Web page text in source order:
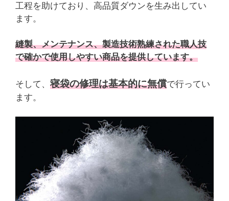
工程を助けており、高品質ダウンを生み出してい
ます。
縫製、メンテナンス、製造技術熟練された職人技
で確かで使用しやすい商品を提供しています。
そして、 寝袋の修理は基本的に無償で行ってい
ます。